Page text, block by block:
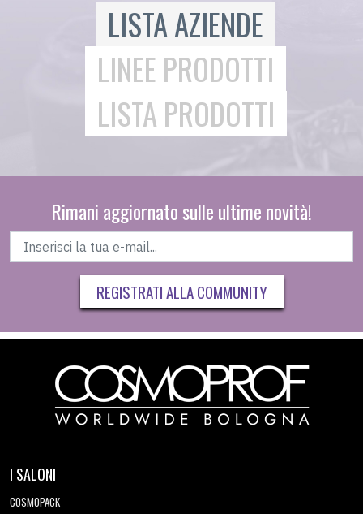
LISTA AZIENDE
LINEE PRODOTTI
LISTA PRODOTTI
Rimani aggiornato sulle ultime novità!
REGISTRATI ALLA COMMUNITY
I SALONI
COSMOPACK